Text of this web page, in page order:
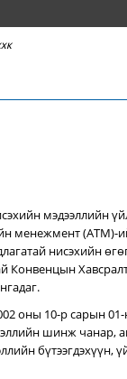
мэдээллийн
менежмент (ATM)-
нисэхийн
Конвенцын
оны 10-р сарын
шинж чанар,
бүтээгдэхүүн,